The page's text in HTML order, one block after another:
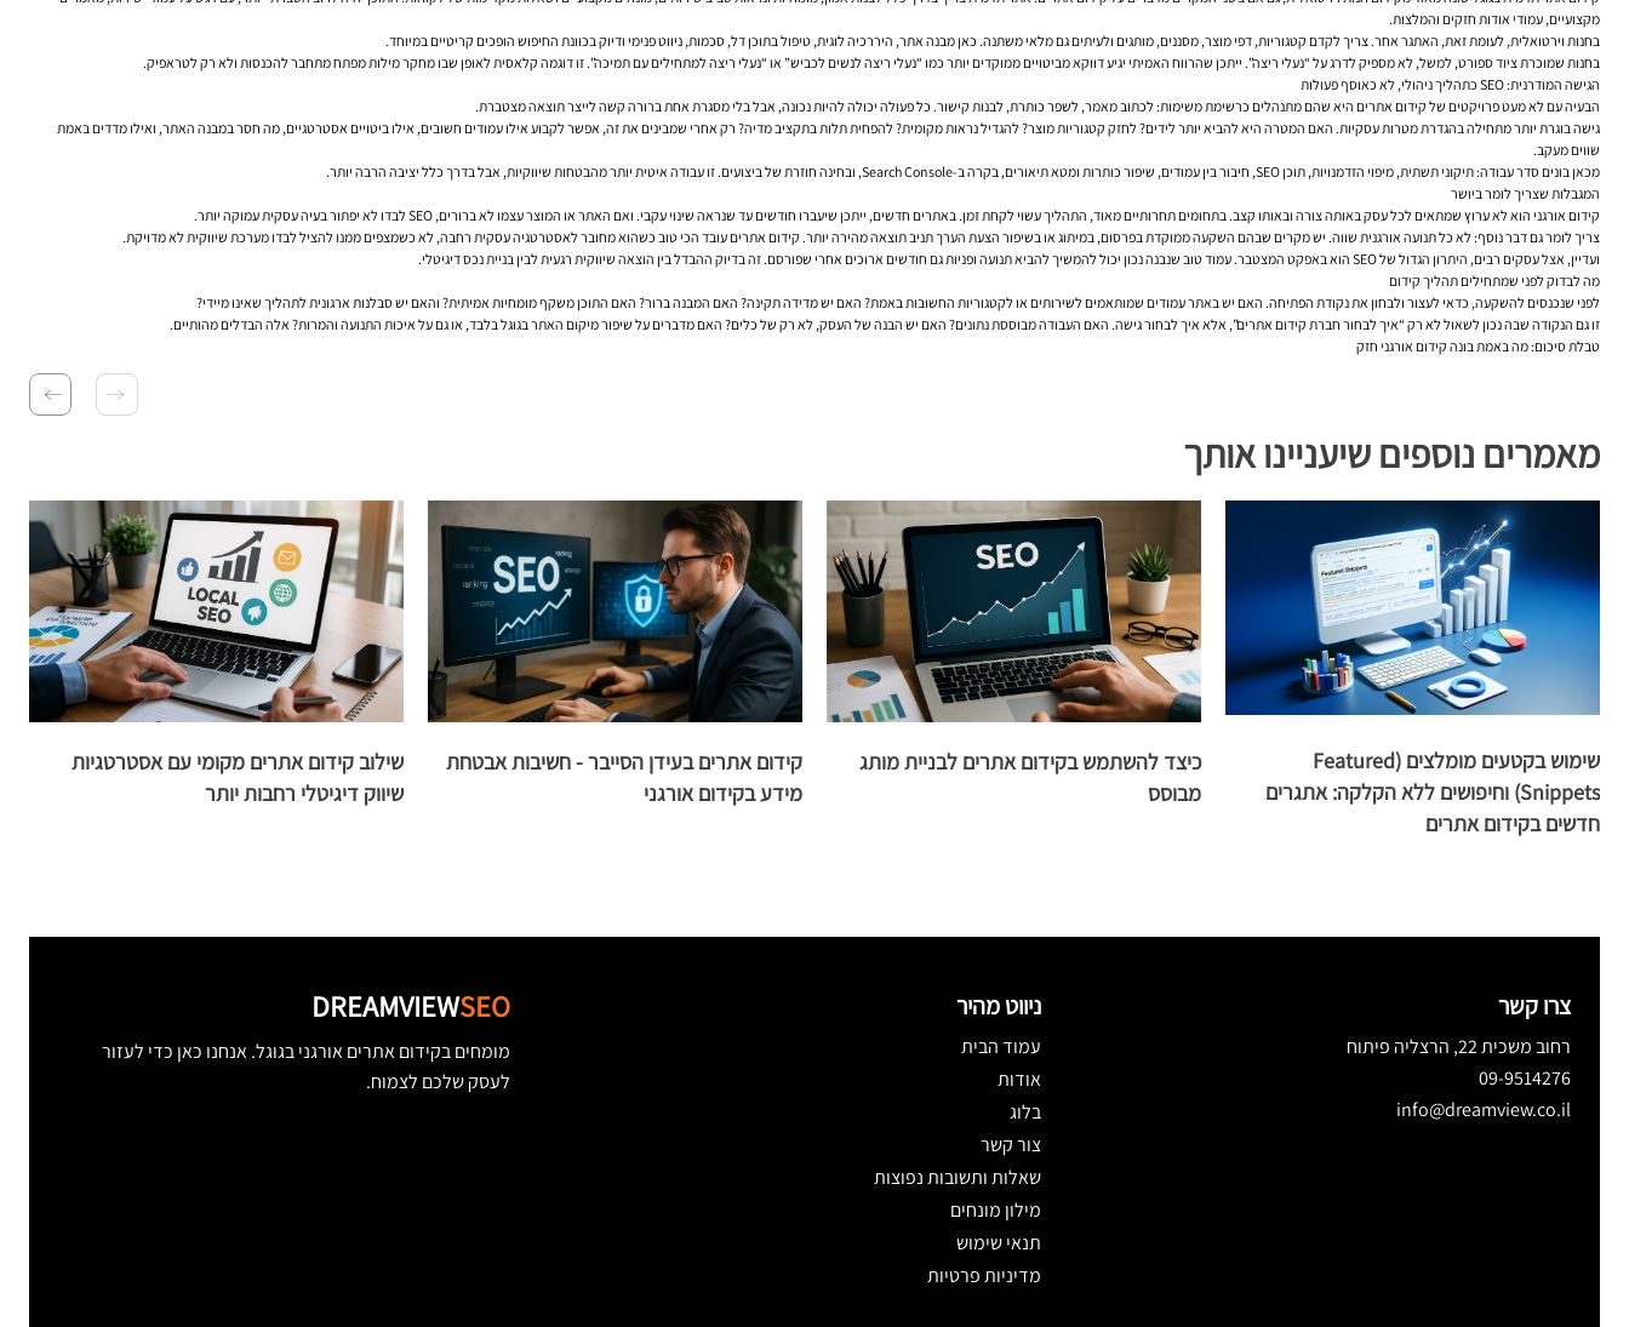
מקצועיים, עמודי אודות חזקים והמלצות.
בחנות וירטואלית, לעומת זאת, האתגר אחר. צריך לקדם קטגוריות, דפי מוצר, מסננים, מותגים ולעיתים גם מלאי משתנה. כאן מבנה אתר, היררכיה לוגית, טיפול בתוכן דל, סכמות, ניווט פנימי ודיוק בכוונת החיפוש הופכים קריטיים במיוחד.
בחנות שמוכרת ציוד ספורט, למשל, לא מספיק לדרג על “נעלי ריצה”. ייתכן שהרווח האמיתי יגיע דווקא מביטויים ממוקדים יותר כמו “נעלי ריצה לנשים לכביש” או “נעלי ריצה למתחילים עם תמיכה”. זו דוגמה קלאסית לאופן שבו מחקר מילות מפתח מתחבר להכנסות ולא רק לטראפיק.
הגישה המודרנית: SEO כתהליך ניהולי, לא כאוסף פעולות
הבעיה עם לא מעט פרויקטים של קידום אתרים היא שהם מתנהלים כרשימת משימות: לכתוב מאמר, לשפר כותרת, לבנות קישור. כל פעולה יכולה להיות נכונה, אבל בלי מסגרת אחת ברורה קשה לייצר תוצאה מצטברת.
גישה בוגרת יותר מתחילה בהגדרת מטרות עסקיות. האם המטרה היא להביא יותר לידים? לחזק קטגוריות מוצר? להגדיל נראות מקומית? להפחית תלות בתקציב מדיה? רק אחרי שמבינים את זה, אפשר לקבוע אילו עמודים חשובים, אילו ביטויים אסטרטגיים, מה חסר במבנה האתר, ואילו מדדים באמת
שווים מעקב.
מכאן בונים סדר עבודה: תיקוני תשתית, מיפוי הזדמנויות, תוכן SEO, חיבור בין עמודים, שיפור כותרות ומטא תיאורים, בקרה ב-Search Console, ובחינה חוזרת של ביצועים. זו עבודה איטית יותר מהבטחות שיווקיות, אבל בדרך כלל יציבה הרבה יותר.
המגבלות שצריך לומר ביושר
קידום אורגני הוא לא ערוץ שמתאים לכל עסק באותה צורה ובאותו קצב. בתחומים תחרותיים מאוד, התהליך עשוי לקחת זמן. באתרים חדשים, ייתכן שיעברו חודשים עד שנראה שינוי עקבי. ואם האתר או המוצר עצמו לא ברורים, SEO לבדו לא יפתור בעיה עסקית עמוקה יותר.
צריך לומר גם דבר נוסף: לא כל תנועה אורגנית שווה. יש מקרים שבהם השקעה ממוקדת בפרסום, במיתוג או בשיפור הצעת הערך תניב תוצאה מהירה יותר. קידום אתרים עובד הכי טוב כשהוא מחובר לאסטרטגיה עסקית רחבה, לא כשמצפים ממנו להציל לבדו מערכת שיווקית לא מדויקת.
ועדיין, אצל עסקים רבים, היתרון הגדול של SEO הוא באפקט המצטבר. עמוד טוב שנבנה נכון יכול להמשיך להביא תנועה ופניות גם חודשים ארוכים אחרי שפורסם. זה בדיוק ההבדל בין הוצאה שיווקית רגעית לבין בניית נכס דיגיטלי.
מה לבדוק לפני שמתחילים תהליך קידום
לפני שנכנסים להשקעה, כדאי לעצור ולבחון את נקודת הפתיחה. האם יש באתר עמודים שמותאמים לשירותים או לקטגוריות החשובות באמת? האם יש מדידה תקינה? האם המבנה ברור? האם התוכן משקף מומחיות אמיתית? והאם יש סבלנות ארגונית לתהליך שאינו מיידי?
זו גם הנקודה שבה נכון לשאול לא רק “איך לבחור חברת קידום אתרים”, אלא איך לבחור גישה. האם העבודה מבוססת נתונים? האם יש הבנה של העסק, לא רק של כלים? האם מדברים על שיפור מיקום האתר בגוגל בלבד, או גם על איכות התנועה והמרות? אלה הבדלים מהותיים.
טבלת סיכום: מה באמת בונה קידום אורגני חזק
מאמרים נוספים שיעניינו אותך
שימוש בקטעים מומלצים (Featured
Snippets) וחיפושים ללא הקלקה: אתגרים
חדשים בקידום אתרים
כיצד להשתמש בקידום אתרים לבניית מותג
מבוסס
קידום אתרים בעידן הסייבר - חשיבות אבטחת
מידע בקידום אורגני
שילוב קידום אתרים מקומי עם אסטרטגיות
שיווק דיגיטלי רחבות יותר
צרו קשר
רחוב משכית 22, הרצליה פיתוח
09-9514276
info@dreamview.co.il
ניווט מהיר
עמוד הבית
אודות
בלוג
צור קשר
שאלות ותשובות נפוצות
מילון מונחים
תנאי שימוש
מדיניות פרטיות
DREAMVIEWSEO
מומחים בקידום אתרים אורגני בגוגל. אנחנו כאן כדי לעזור
לעסק שלכם לצמוח.